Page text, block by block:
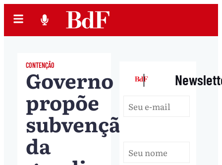
CONTENÇÃO
Governo
propõe
subvenção
da
|